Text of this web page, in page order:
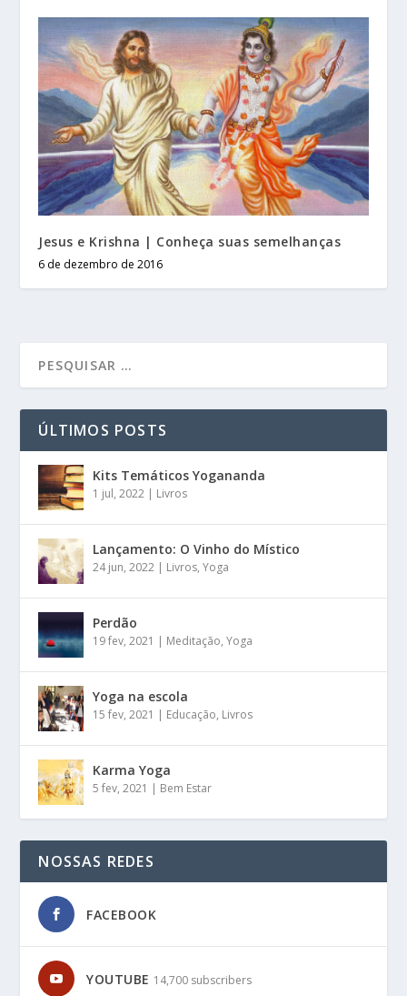
Jesus e Krishna | Conheça suas semelhanças
6 de dezembro de 2016
ÚLTIMOS POSTS
Kits Temáticos Yogananda
1 jul, 2022 | Livros
Lançamento: O Vinho do Místico
24 jun, 2022 | Livros,Yoga
Perdão
19 fev, 2021 | Meditação,Yoga
Yoga na escola
15 fev, 2021 | Educação, Livros
Karma Yoga
5 fev, 2021 | Bem Estar
NOSSAS REDES
FACEBOOK
YOUTUBE 14,700 subscribers